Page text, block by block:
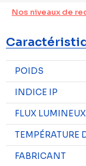
Nos niveaux de
POIDS
INDICE IP
FLUX
TEMPÉRATURE
FABRICANT